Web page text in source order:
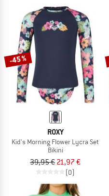
-45 %
ROXY
Kid's Morning Flower Lycra Set
Bikini
39,95 € 21,97 €
(0)